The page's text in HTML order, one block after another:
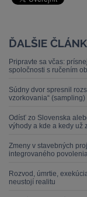
ĎALŠIE
Pripravte sa včas:
spoločnosti s ručením
Súdny dvor spresnil
vzorkovania“ (sampling)
Odísť zo Slovenska
výhody a kde a kedy už
Zmeny v stavebných
integrovaného
Rozvod, úmrtie,
neustojí realitu